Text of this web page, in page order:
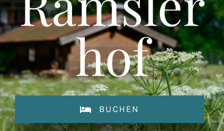
Preise / Buchung
Kontakt hof
BUCHEN